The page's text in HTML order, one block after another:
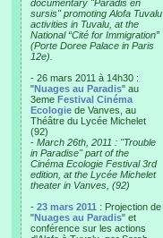
documentary "Paradis en
sursis" promoting Alofa Tuvalu
activities in Tuvalu, at the
National “Cité for Immigration”
(Porte Doree Palace in Paris
12e).
- 26 mars 2011 à 14h30 :
"Nuages au Paradis" au
3eme Festival Cinéma
Ecologie de Vanves, au
Théâtre du Lycée Michelet
(92)
- March 26th, 2011 : "Trouble
in Paradise" part of the
Cinéma Ecologie Festival 3rd
edition, at the Lycée Michelet
theater in Vanves, (92)
- 23 mars 2011 : Projection de
"Nuages au Paradis" et
conférence sur les actions